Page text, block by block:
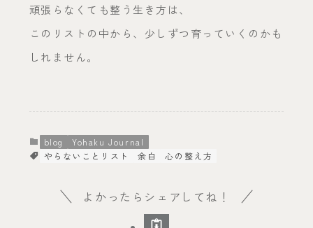
頑張らなくても整う生き方は、
このリストの中から、少しずつ育っていくのかも
しれません。
blog
Yohaku Journal
やらないことリスト
余白 心の整え方
よかったらシェアしてね！